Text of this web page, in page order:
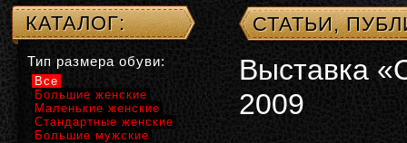
СТАТЬИ,
Выставка
2009
КАТАЛОГ:
Тип размера обуви:
Все
Большие женские
Маленькие женские
Стандартные женские
Большие мужские